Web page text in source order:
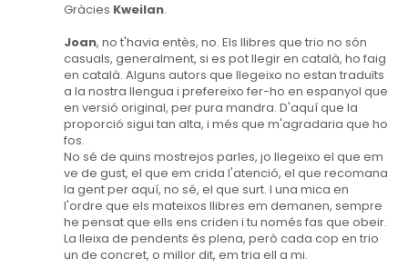
Gràcies Kweilan.
Joan, no t'havia entès, no. Els llibres que trio no són
casuals, generalment, si es pot llegir en català, ho faig
en català. Alguns autors que llegeixo no estan traduïts
a la nostra llengua i prefereixo fer-ho en espanyol que
en versió original, per pura mandra. D'aquí que la
proporció sigui tan alta, i més que m'agradaria que ho
fos.
No sé de quins mostrejos parles, jo llegeixo el que em
ve de gust, el que em crida l'atenció, el que recomana
la gent per aquí, no sé, el que surt. I una mica en
l'ordre que els mateixos llibres em demanen, sempre
he pensat que ells ens criden i tu només fas que obeir.
La lleixa de pendents és plena, però cada cop en trio
un de concret, o millor dit, em tria ell a mi.